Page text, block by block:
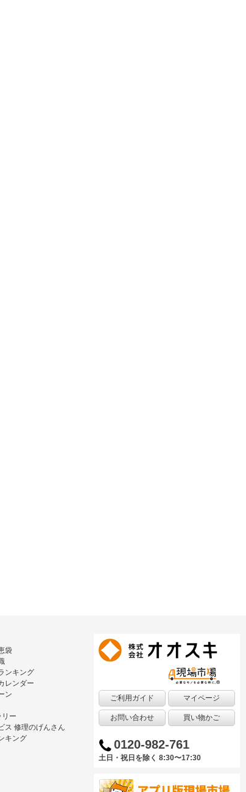
袋
ンキング
レンダー
ン
ー
ス 修理のげんさん
キング
ご利用ガイド マイページ
お問い合わせ 買い物かご
0120-982-761
土日・祝日を除く 8:30〜17:30